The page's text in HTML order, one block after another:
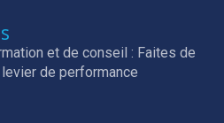
et de conseil : Faites de
de performance